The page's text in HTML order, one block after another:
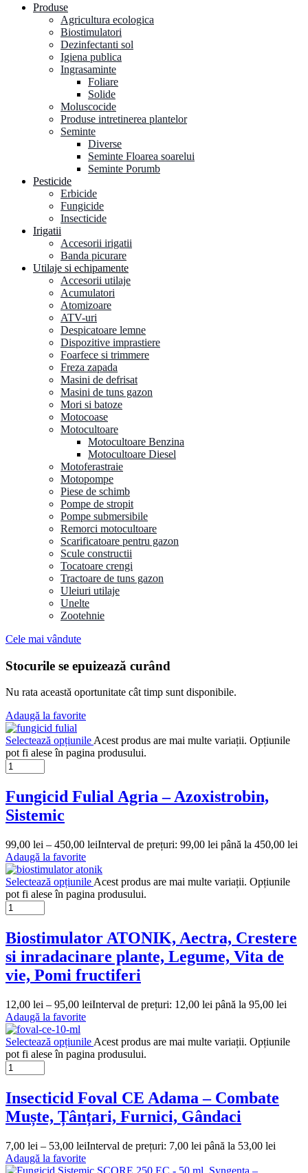
Produse
Agricultura ecologica
Biostimulatori
Dezinfectanti sol
Igiena publica
Ingrasaminte
Foliare
Solide
Moluscocide
Produse intretinerea plantelor
Seminte
Diverse
Seminte Floarea soarelui
Seminte Porumb
Pesticide
Erbicide
Fungicide
Insecticide
Irigatii
Accesorii irigatii
Banda picurare
Utilaje si echipamente
Accesorii utilaje
Acumulatori
Atomizoare
ATV-uri
Despicatoare lemne
Dispozitive imprastiere
Foarfece si trimmere
Freza zapada
Masini de defrisat
Masini de tuns gazon
Mori si batoze
Motocoase
Motocultoare
Motocultoare Benzina
Motocultoare Diesel
Motoferastraie
Motopompe
Piese de schimb
Pompe de stropit
Pompe submersibile
Remorci motocultoare
Scarificatoare pentru gazon
Scule constructii
Tocatoare crengi
Tractoare de tuns gazon
Uleiuri utilaje
Unelte
Zootehnie
Cele mai vândute
Stocurile se epuizează curând
Nu rata această oportunitate cât timp sunt disponibile.
Adaugă la favorite
Selectează opțiunile Acest produs are mai multe variații. Opțiunile
pot fi alese în pagina produsului.
Fungicid Fulial Agria – Azoxistrobin,
Sistemic
99,00 lei – 450,00 leiInterval de prețuri: 99,00 lei până la 450,00 lei
Adaugă la favorite
Selectează opțiunile Acest produs are mai multe variații. Opțiunile
pot fi alese în pagina produsului.
Biostimulator ATONIK, Aectra, Crestere
si inradacinare plante, Legume, Vita de
vie, Pomi fructiferi
12,00 lei – 95,00 leiInterval de prețuri: 12,00 lei până la 95,00 lei
Adaugă la favorite
Selectează opțiunile Acest produs are mai multe variații. Opțiunile
pot fi alese în pagina produsului.
Insecticid Foval CE Adama – Combate
Muște, Țânțari, Furnici, Gândaci
7,00 lei – 53,00 leiInterval de prețuri: 7,00 lei până la 53,00 lei
Adaugă la favorite